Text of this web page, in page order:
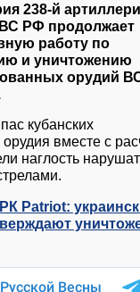
238-й
РФ продолжает
работу по
и уничтожению
орудий
кубанских
вместе с
наглость
Patriot: